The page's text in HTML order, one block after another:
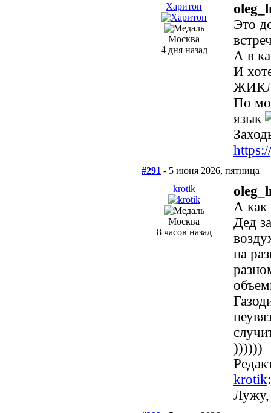
Харитон
Москва
4 дня назад
Это
А в
И
По
язык
#291 - 5 июня 2026, пятница
krotik
Москва
8 часов назад
А как
Дед
на
))))))
krotik